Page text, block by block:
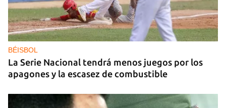
ARANCELES
Lula acusa a Marco Rubio de ser
"antilatinoamericano" y de alentar el conflicto
comercial con EE UU
BÉISBOL
La Serie Nacional tendrá menos juegos por los
apagones y la escasez de combustible